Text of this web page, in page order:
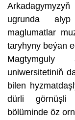
ugrunda
maglumatlar
taryhyny beýan
Magtymguly
uniwersitetiniň
bilen
dürli görnüşli
bölüminde öz